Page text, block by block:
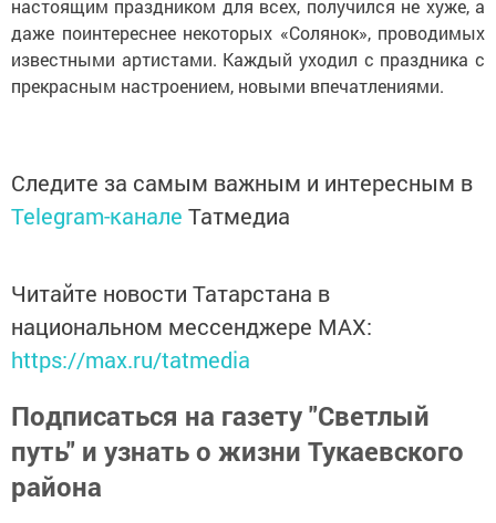
настоящим праздником для всех, получился не хуже, а
даже поинтереснее некоторых «Солянок», проводимых
известными артистами. Каждый уходил с праздника с
прекрасным настроением, новыми впечатлениями.
Следите за самым важным и интересным в
Telegram-канале Татмедиа
Читайте новости Татарстана в
национальном мессенджере MАХ:
https://max.ru/tatmedia
Подписаться на газету "Светлый
путь" и узнать о жизни Тукаевского
района